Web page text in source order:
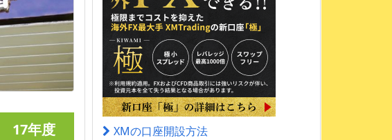
17年度
XMの口座開設方法